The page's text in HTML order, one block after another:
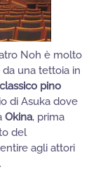
Noh è molto
una tettoia in
classico pino
di Asuka dove
Okina, prima
del
agli attori